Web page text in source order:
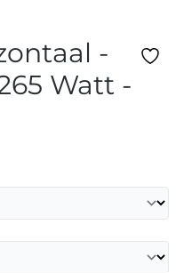
-
Watt -